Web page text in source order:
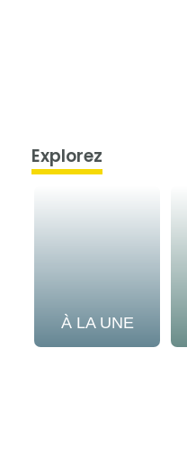
Explorez
À LA UNE